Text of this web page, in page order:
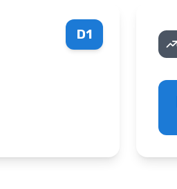
D1